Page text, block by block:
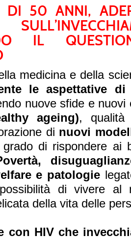
50 ANNI,
IL
medicina e della
le aspettative
nuove sfide e
ageing),
di nuovi
di rispondere ai
e patologie
di vivere al
della vita delle
con HIV che